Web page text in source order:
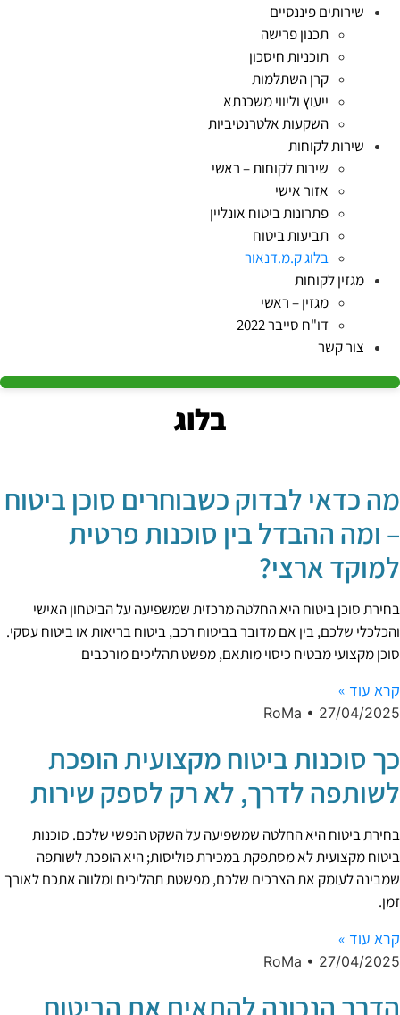
שירותים פיננסיים
תכנון פרישה
תוכניות חיסכון
קרן השתלמות
ייעוץ וליווי משכנתא
השקעות אלטרנטיביות
שירות לקוחות
שירות לקוחות – ראשי
אזור אישי
פתרונות ביטוח אונליין
תביעות ביטוח
בלוג ק.מ.דנאור
מגזין לקוחות
מגזין – ראשי
דו"ח סייבר 2022
צור קשר
בלוג
מה כדאי לבדוק כשבוחרים סוכן ביטוח
– ומה ההבדל בין סוכנות פרטית
למוקד ארצי?
בחירת סוכן ביטוח היא החלטה מרכזית שמשפיעה על הביטחון האישי
והכלכלי שלכם, בין אם מדובר בביטוח רכב, ביטוח בריאות או ביטוח עסקי.
סוכן מקצועי מבטיח כיסוי מותאם, מפשט תהליכים מורכבים
קרא עוד »
RoMa 27/04/2025
כך סוכנות ביטוח מקצועית הופכת
לשותפה לדרך, לא רק לספק שירות
בחירת ביטוח היא החלטה שמשפיעה על השקט הנפשי שלכם. סוכנות
ביטוח מקצועית לא מסתפקת במכירת פוליסות; היא הופכת לשותפה
שמבינה לעומק את הצרכים שלכם, מפשטת תהליכים ומלווה אתכם לאורך
זמן.
קרא עוד »
RoMa 27/04/2025
הדרך הנכונה להתאים את הביטוח